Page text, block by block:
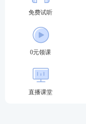
理办法，在《银行业
通过免考申请的情
科通过，则原先已
考试；如果下一次
过的科目，或者参
免费试听
0元领课
直播课堂